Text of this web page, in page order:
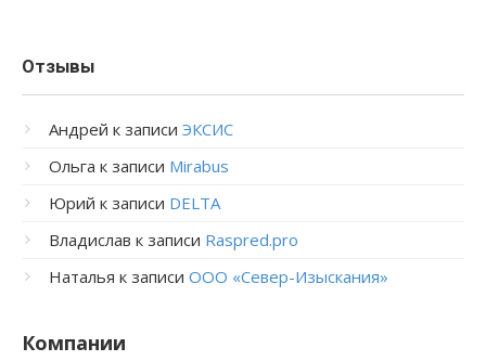
Отзывы
Андрей к записи ЭКСИС
Ольга к записи Mirabus
Юрий к записи DELTA
Владислав к записи Raspred.pro
Наталья к записи ООО «Север-Изыскания»
Компании